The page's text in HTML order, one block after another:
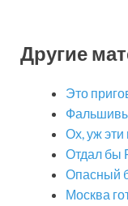
Другие
Это
Ох, уж
Отдал бы
Опасный
Москва